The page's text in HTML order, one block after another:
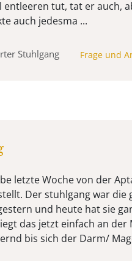
tut, tat er auch,
auch jedesma ...
Stuhlgang Frage und
letzte Woche von der
Der stuhlgang war die
und heute hat sie
das jetzt einfach an der
bis sich der Darm/